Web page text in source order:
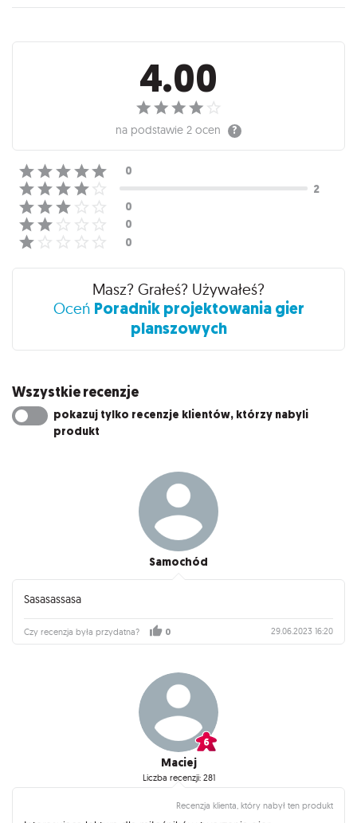
Recenzje
4.00
na podstawie2 ocen
Masz? Grałeś? Używałeś?
Oceń Poradnik projektowania gier
planszowych
Wszystkie recenzje
pokazuj tylko recenzje klientów, którzy nabyli
produkt
Samochód
Sasasassasa
Czy recenzja była przydatna? 0 29.06.2023 16:20
Maciej
Liczba recenzji: 281
Recenzja klienta, który nabył ten produkt